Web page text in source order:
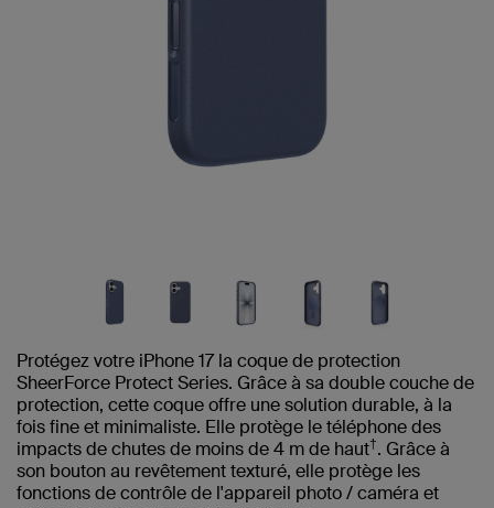
Protégez votre iPhone 17 la coque de protection
SheerForce Protect Series. Grâce à sa double couche de
protection, cette coque offre une solution durable, à la
fois fine et minimaliste. Elle protège le téléphone des
impacts de chutes de moins de 4 m de haut†. Grâce à
son bouton au revêtement texturé, elle protège les
fonctions de contrôle de l'appareil photo / caméra et